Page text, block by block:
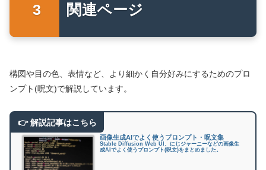
関連ページ
構図や目の色、表情など、より細かく自分好みにするためのプロ
ンプト(呪文)で解説しています。
画像生成AIでよく使うプロンプト・呪文集
Stable Diffusion Web UI、にじジャーニーなどの画像生
成AIでよく使うプロンプト(呪文)をまとめました。